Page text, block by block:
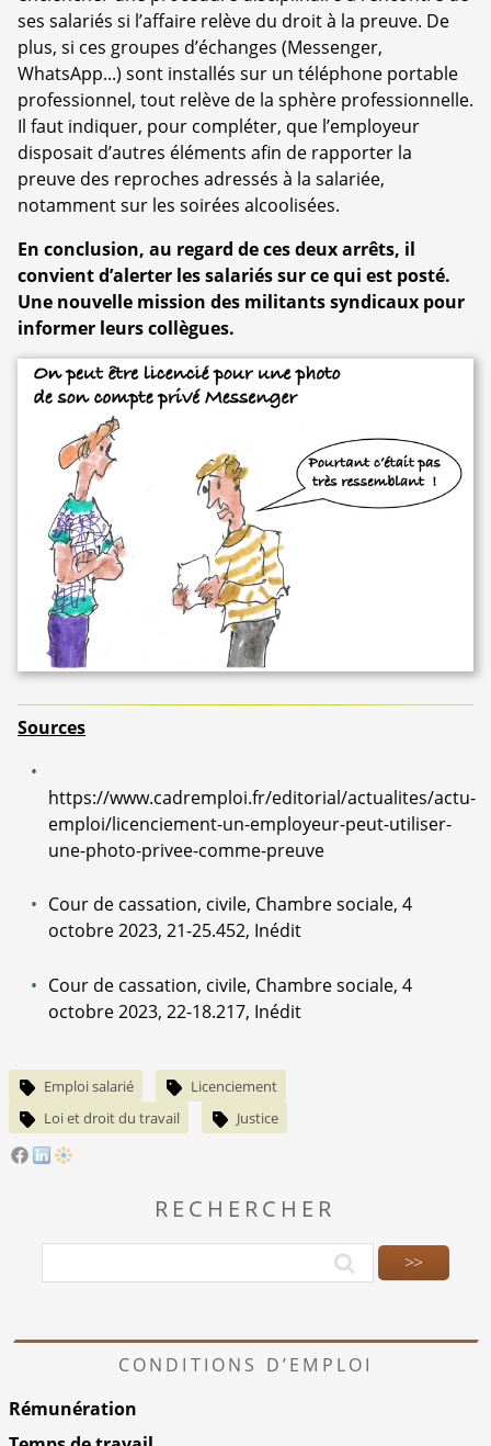
ses salariés si l’affaire relève du droit à la preuve. De
plus, si ces groupes d’échanges (Messenger,
WhatsApp...) sont installés sur un téléphone portable
professionnel, tout relève de la sphère professionnelle.
Il faut indiquer, pour compléter, que l’employeur
disposait d’autres éléments afin de rapporter la
preuve des reproches adressés à la salariée,
notamment sur les soirées alcoolisées.
En conclusion, au regard de ces deux arrêts, il
convient d’alerter les salariés sur ce qui est posté.
Une nouvelle mission des militants syndicaux pour
informer leurs collègues.
Sources
https://www.cadremploi.fr/editorial/actualites/actu-
emploi/licenciement-un-employeur-peut-utiliser-
une-photo-privee-comme-preuve
Cour de cassation, civile, Chambre sociale, 4
octobre 2023, 21-25.452, Inédit
Cour de cassation, civile, Chambre sociale, 4
octobre 2023, 22-18.217, Inédit
Emploi salarié
Licenciement
Loi et droit du travail
Justice
RECHERCHER
CONDITIONS D’EMPLOI
Rémunération